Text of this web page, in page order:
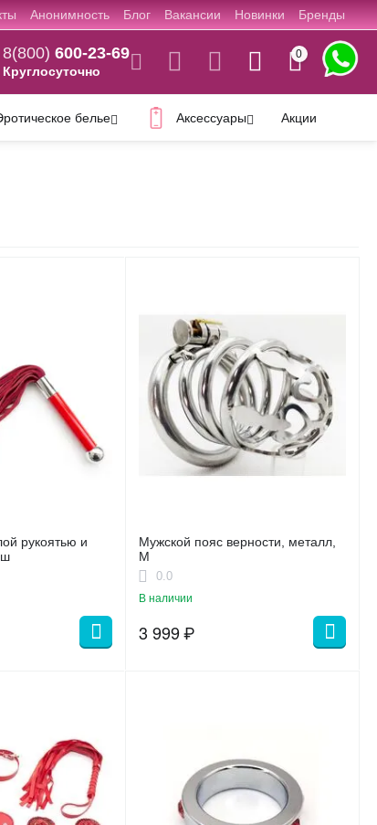
Анонимность Блог Вакансии Новинки Бренды
8(800) 600-23-69
Круглосуточно
0
белье Аксессуары Акции
рукоятью и
Мужской пояс верности, металл,
M
0.0
В наличии
3 999₽